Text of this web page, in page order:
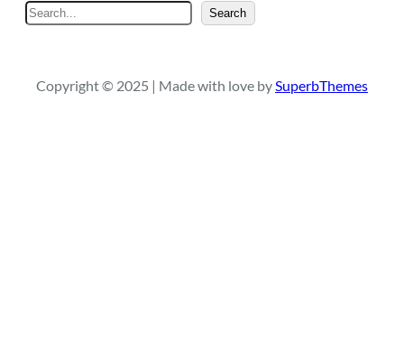
A
r
Search
Copyright © 2025 | Made with love bySuperbThemes